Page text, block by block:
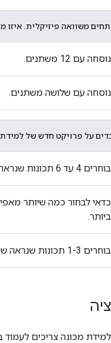
משוואה פיזיקלית. איזו
נוסחה עם 12 משתנים.
נוסחה עם שלושה משתנים.
על פרויקט חדש של למידת
בוחרים 4 עד 6 תכונות שנראה שיש להן יכולת חיזוי חזקה.
כדאי לבחור כמה שיותר
ביותר.
בוחרים 1-3 תכונות שנראה שיש להן יכולת חיזוי חזקה.
מכונה צריכים לעמוד